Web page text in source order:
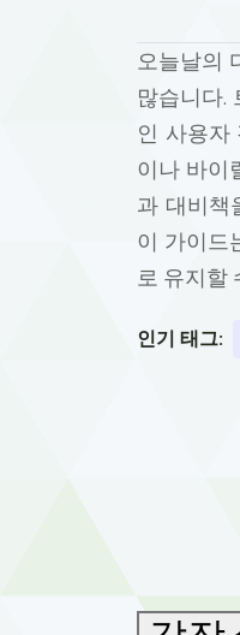
오늘날의
많습니다.
인 사용자
이나 바이
과 대비책
이 가이드
로 유지할
인기 태그: